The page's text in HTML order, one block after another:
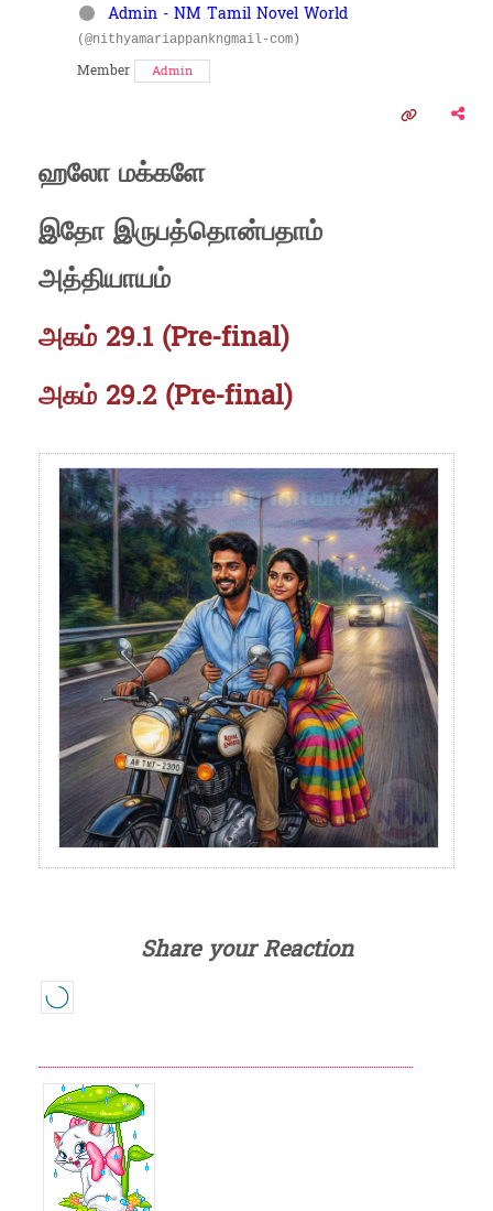
Admin - NM Tamil Novel World
(@nithyamariappankngmail-com)
Member Admin
ஹலோ மக்களே
இதோ இருபத்தொன்பதாம்
அத்தியாயம்
அகம் 29.1 (Pre-final)
அகம் 29.2 (Pre-final)
Share your Reaction